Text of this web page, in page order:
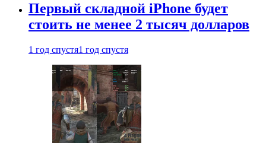
Первый складной iPhone будет
стоить не менее 2 тысяч долларов
1 год спустя1 год спустя